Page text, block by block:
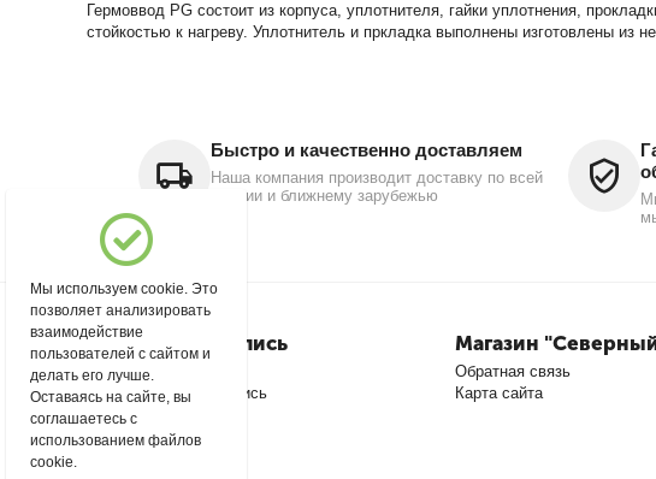
Гермоввод PG состоит из корпуса, уплотнителя, гайки уплотнения,
стойкостью к нагреву. Уплотнитель и пркладка выполнены изготовлены
Быстро и качественно доставляем
Наша компания производит доставку по всей
России и ближнему зарубежью
Моя учетная запись
Войти
Создать учетную запись
Магазин
Обратная связь
Карта сайта
Мы используем cookie. Это
позволяет анализировать
взаимодействие
пользователей с сайтом и
делать его лучше.
Оставаясь на сайте, вы
соглашаетесь с
использованием файлов
cookie.